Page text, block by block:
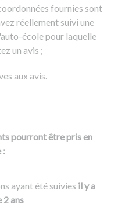
fournies sont
réellement suivi une
école pour laquelle
un avis ;
aux avis.
pourront être pris en
:
ayant été suivies il y a
2 ans